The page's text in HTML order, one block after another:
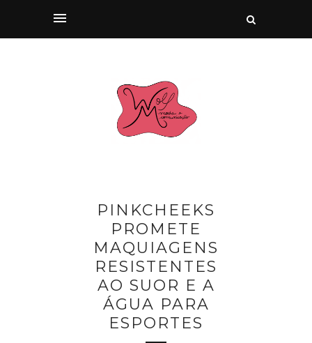
PINKCHEEKS
PROMETE
MAQUIAGENS
RESISTENTES
AO SUOR E A
ÁGUA PARA
ESPORTES